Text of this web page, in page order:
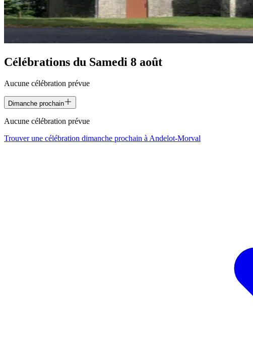
Célébrations du Samedi 8 août
Aucune célébration prévue
Dimanche prochain
Aucune célébration prévue
Trouver une célébration dimanche prochain à Andelot-Morval